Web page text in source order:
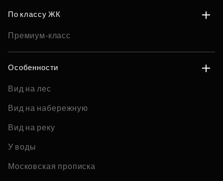
По классу ЖК
Премиум-класс
Особенности
Вид на лес
Вид на набережную
Вид на реку
У воды
Московская прописка